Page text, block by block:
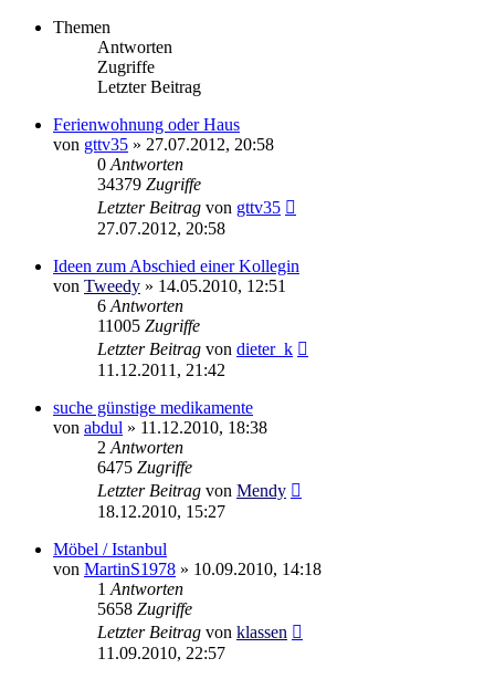
Themen
Antworten
Zugriffe
Letzter Beitrag
Ferienwohnung oder Haus
von gttv35 » 27.07.2012, 20:58
0 Antworten
34379 Zugriffe
Letzter Beitrag von gttv35
27.07.2012, 20:58
Ideen zum Abschied einer Kollegin
von Tweedy » 14.05.2010, 12:51
6 Antworten
11005 Zugriffe
Letzter Beitrag von dieter_k
11.12.2011, 21:42
suche günstige medikamente
von abdul » 11.12.2010, 18:38
2 Antworten
6475 Zugriffe
Letzter Beitrag von Mendy
18.12.2010, 15:27
Möbel / Istanbul
von MartinS1978 » 10.09.2010, 14:18
1 Antworten
5658 Zugriffe
Letzter Beitrag von klassen
11.09.2010, 22:57